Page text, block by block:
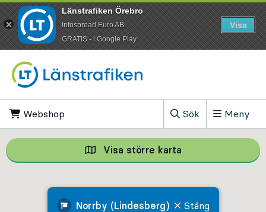
Webshop
Sök
, Visa sökfältet
Meny
Norrby (Lindesberg) Stäng
Visa större karta Visa större
Länstrafiken Örebro
Infospread Euro AB
​GRATIS - i Google Play
Visa